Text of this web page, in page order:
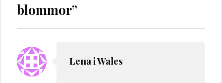
blommor”
Lena i Wales